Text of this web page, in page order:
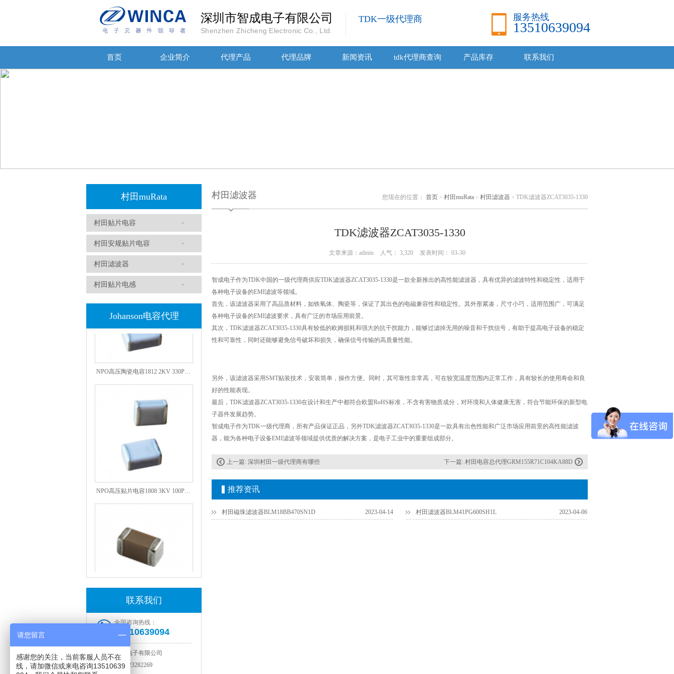
深圳市智成电子有限公司
Shenzhen Zhicheng Electronic Co., Ltd.
TDK一级代理商 服务热线
13510639094
首页 企业简介 代理产品 代理品牌 新闻资讯 tdk代理商查询 产品库存 联系我们
村田muRata
村田贴片电容
村田安规贴片电容
村田滤波器
村田贴片电感
Johanson电容代理
联系我们
全国咨询热线：
13510639094
深圳市智成电子有限公司
电话：0755-23282269
村田滤波器 您现在的位置： 首页 > 村田muRata > 村田滤波器 > TDK滤波器ZCAT3035-1330
TDK滤波器ZCAT3035-1330
文章来源：admin 人气： 3,320 发表时间： 03-30
智成电子作为TDK中国的一级代理商供应TDK滤波器ZCAT3035-1330是一款全新推出的高性能滤波器，具有优异的滤波特性和稳定性，适用于
各种电子设备的EMI滤波等领域。
首先，该滤波器采用了高品质材料，如铁氧体、陶瓷等，保证了其出色的电磁兼容性和稳定性。其外形紧凑，尺寸小巧，适用范围广，可满足
各种电子设备的EMI滤波要求，具有广泛的市场应用前景。
其次，TDK滤波器ZCAT3035-1330具有较低的欧姆损耗和强大的抗干扰能力，能够过滤掉无用的噪音和干扰信号，有助于提高电子设备的稳定
性和可靠性，同时还能够避免信号破坏和损失，确保信号传输的高质量性能。
另外，该滤波器采用SMT贴装技术，安装简单，操作方便。同时，其可靠性非常高，可在较宽温度范围内正常工作，具有较长的使用寿命和良
好的性能表现。
最后，TDK滤波器ZCAT3035-1330在设计和生产中都符合欧盟RoHS标准，不含有害物质成分，对环境和人体健康无害，符合节能环保的新型电
子器件发展趋势。
智成电子作为TDK一级代理商，所有产品保证正品，另外TDK滤波器ZCAT3035-1330是一款具有出色性能和广泛市场应用前景的高性能滤波
器，能为各种电子设备EMI滤波等领域提供优质的解决方案，是电子工业中的重要组成部分。
上一篇: 深圳村田一级代理商有哪些 下一篇: 村田电容总代理GRM155R71C104KA88D
推荐资讯
村田磁珠滤波器BLM18BB470SN1D 2023-04-14 村田滤波器BLM41PG600SH1L 2023-04-06
请您留言
感谢您的关注，当前客服人员不在
线，请加微信或来电咨询13510639